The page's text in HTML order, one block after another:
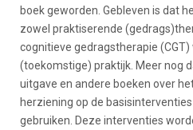
boek geworden. Gebleven is dat
zowel praktiserende
cognitieve gedragstherapie
(toekomstige) praktijk. Meer nog
uitgave en andere boeken over
herziening op de
gebruiken. Deze interventies